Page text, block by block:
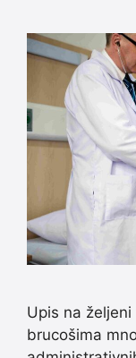
Upis na
brucošima